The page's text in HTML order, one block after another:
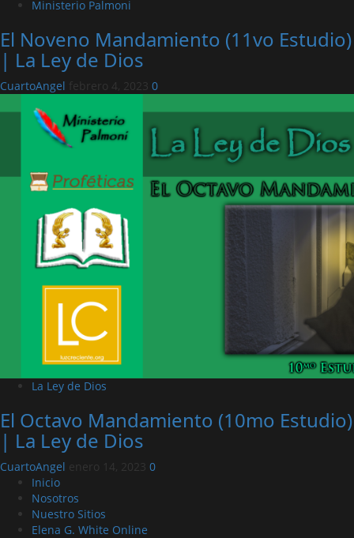
Ministerio Palmoni
El Noveno Mandamiento (11vo Estudio)
| La Ley de Dios
CuartoAngel febrero 4, 2023 0
La Ley de Dios
El Octavo Mandamiento (10mo Estudio)
| La Ley de Dios
CuartoAngel enero 14, 2023 0
Inicio
Nosotros
Nuestro Sitios
Elena G. White Online